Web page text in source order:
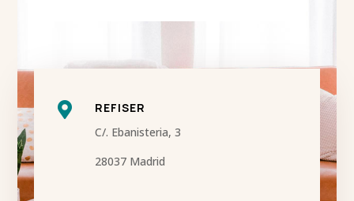

REFISER
C/. Ebanisteria, 3
28037 Madrid